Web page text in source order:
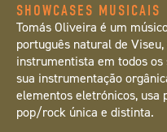
SHOWCASES MUSICAIS
Tomás Oliveira é um
português natural de
instrumentista em todos
sua instrumentação
elementos eletrónicos, usa
pop/rock única e distinta.